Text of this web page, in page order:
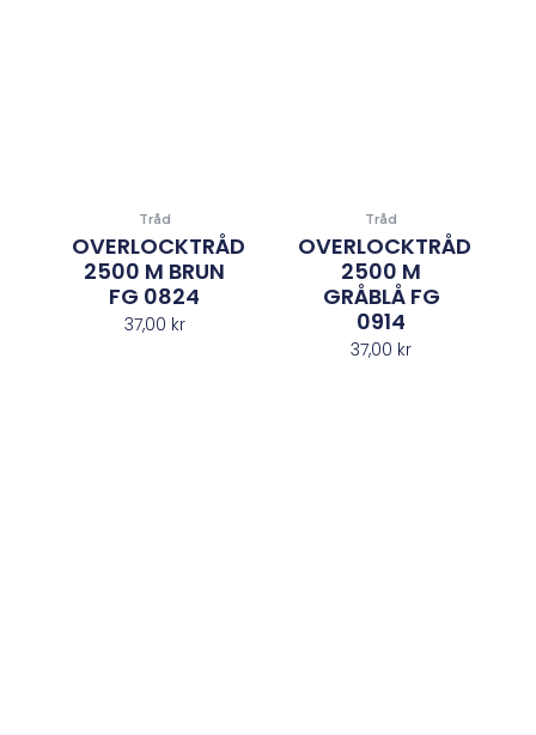
Tråd
OVERLOCKTRÅD
2500 M BRUN
FG 0824
37,00 kr
Tråd
OVERLOCKTRÅD
2500 M
GRÅBLÅ FG
0914
37,00 kr